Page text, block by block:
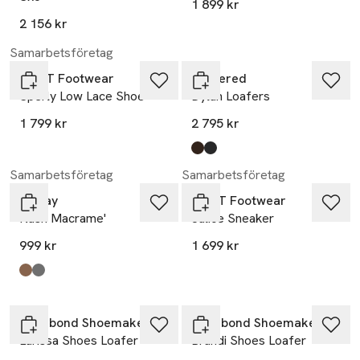
2 156 kr
1 899 kr
Samarbetsföretag
GANT Footwear
Sperly Low Lace Shoe
1 799 kr
Flattered
Dylan Loafers
2 795 kr
Produkten finns i färgerna:
Chocolate
Black
Samarbetsföretag
Replay
Nash Macrame'
999 kr
Produkten finns i färgerna:
0002 - beige
0003 - black
Samarbetsföretag
GANT Footwear
Julice Sneaker
1 699 kr
Vagabond Shoemakers
Larissa Shoes Loafer
Vagabond Shoemakers
Brandi Shoes Loafer